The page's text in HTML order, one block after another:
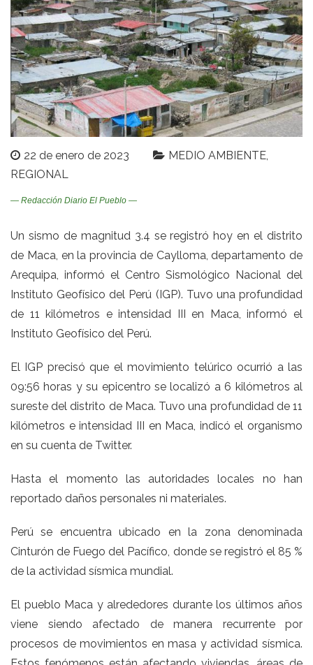
22 de enero de 2023
MEDIO AMBIENTE
REGIONAL
— Redacción Diario El Pueblo —
Un sismo de magnitud 3.4 se registró hoy en el distrito
de Maca, en la provincia de Caylloma, departamento de
Arequipa, informó el Centro Sismológico Nacional del
Instituto Geofísico del Perú (IGP). Tuvo una profundidad
de 11 kilómetros e intensidad III en Maca, informó el
Instituto Geofísico del Perú.
El IGP precisó que el movimiento telúrico ocurrió a las
09:56 horas y su epicentro se localizó a 6 kilómetros al
sureste del distrito de Maca. Tuvo una profundidad de 11
kilómetros e intensidad III en Maca, indicó el organismo
en su cuenta de Twitter.
Hasta el momento las autoridades locales no han
reportado daños personales ni materiales.
Perú se encuentra ubicado en la zona denominada
Cinturón de Fuego del Pacífico, donde se registró el 85 %
de la actividad sísmica mundial.
El pueblo Maca y alrededores durante los últimos años
viene siendo afectado de manera recurrente por
procesos de movimientos en masa y actividad sísmica.